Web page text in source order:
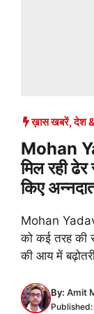
ख़ास खबरें,देश
Mohan
मिल रही
किए
Mohan
को कई तरह की
की आय में
By: Amit
Published: